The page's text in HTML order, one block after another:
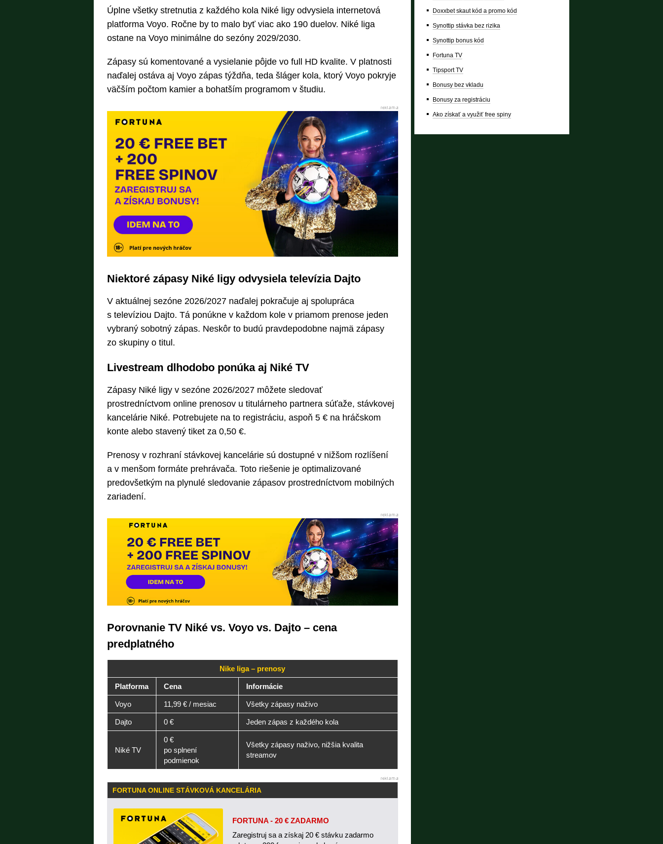
Úplne všetky stretnutia z každého kola Niké ligy odvysiela internetová
platforma Voyo. Ročne by to malo byť viac ako 190 duelov. Niké liga
ostane na Voyo minimálne do sezóny 2029/2030.
Zápasy sú komentované a vysielanie pôjde vo full HD kvalite. V platnosti
naďalej ostáva aj Voyo zápas týždňa, teda šláger kola, ktorý Voyo pokryje
väčším počtom kamier a bohatším programom v študiu.
Niektoré zápasy Niké ligy odvysiela televízia Dajto
V aktuálnej sezóne 2026/2027 naďalej pokračuje aj spolupráca
s televíziou Dajto. Tá ponúkne v každom kole v priamom prenose jeden
vybraný sobotný zápas. Neskôr to budú pravdepodobne najmä zápasy
zo skupiny o titul.
Livestream dlhodobo ponúka aj Niké TV
Zápasy Niké ligy v sezóne 2026/2027 môžete sledovať
prostredníctvom online prenosov u titulárneho partnera súťaže, stávkovej
kancelárie Niké. Potrebujete na to registráciu, aspoň 5 € na hráčskom
konte alebo stavený tiket za 0,50 €.
Prenosy v rozhraní stávkovej kancelárie sú dostupné v nižšom rozlíšení
a v menšom formáte prehrávača. Toto riešenie je optimalizované
predovšetkým na plynulé sledovanie zápasov prostredníctvom mobilných
zariadení.
Porovnanie TV Niké vs. Voyo vs. Dajto – cena
predplatného
Nike liga – prenosy
Platforma Cena Informácie
Voyo 11,99 € / mesiac Všetky zápasy naživo
Dajto 0 € Jeden zápas z každého kola
Niké TV
0 €
po splnení
podmienok
Všetky zápasy naživo, nižšia kvalita
streamov
FORTUNA ONLINE STÁVKOVÁ KANCELÁRIA
FORTUNA - 20 € ZADARMO
Zaregistruj sa a získaj 20 € stávku zadarmo
Doxxbet skaut kód a promo kód
Synottip stávka bez rizika
Synottip bonus kód
Fortuna TV
Tipsport TV
Bonusy bez vkladu
Bonusy za registráciu
Ako získať a využiť free spiny